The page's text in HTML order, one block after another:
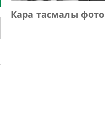
Кара тасмалы фото